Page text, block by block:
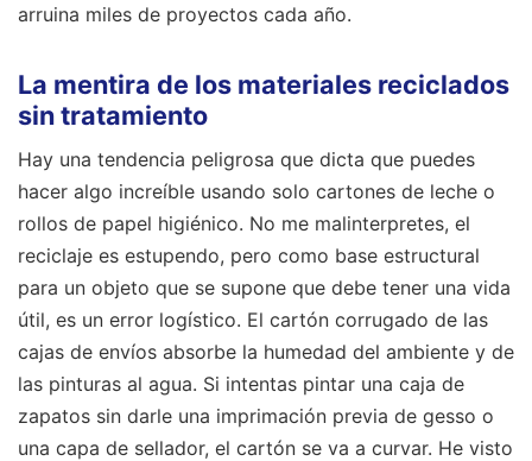
arruina miles de proyectos cada año.
La mentira de los materiales reciclados
sin tratamiento
Hay una tendencia peligrosa que dicta que puedes
hacer algo increíble usando solo cartones de leche o
rollos de papel higiénico. No me malinterpretes, el
reciclaje es estupendo, pero como base estructural
para un objeto que se supone que debe tener una vida
útil, es un error logístico. El cartón corrugado de las
cajas de envíos absorbe la humedad del ambiente y de
las pinturas al agua. Si intentas pintar una caja de
zapatos sin darle una imprimación previa de gesso o
una capa de sellador, el cartón se va a curvar. He visto